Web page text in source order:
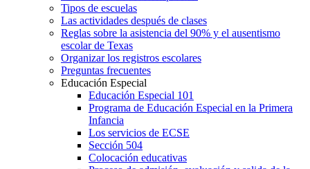
Tipos de escuelas
Las actividades después de clases
Reglas sobre la asistencia del 90% y el ausentismo
escolar de Texas
Organizar los registros escolares
Preguntas frecuentes
Educación Especial
Educación Especial 101
Programa de Educación Especial en la Primera
Infancia
Los servicios de ECSE
Sección 504
Colocación educativas